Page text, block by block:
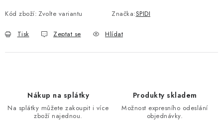
Kód zboží: Zvolte variantu Značka:SPIDI
Tisk Zeptat se Hlídat
Nákup na splátky
Na splátky můžete zakoupit i více
zboží najednou.
Produkty skladem
Možnost expresního odeslání
objednávky.